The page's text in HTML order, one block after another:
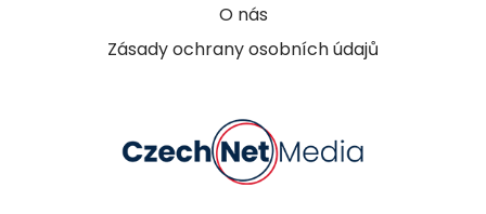
O nás
Zásady ochrany osobních údajů